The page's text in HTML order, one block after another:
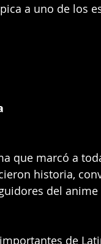
a uno de los
que marcó a
historia,
del
de